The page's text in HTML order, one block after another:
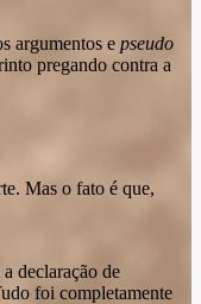
ou
diminuir
argumentos e pseudo
pregando contra a
Mas o fato é que,
declaração de
foi completamente